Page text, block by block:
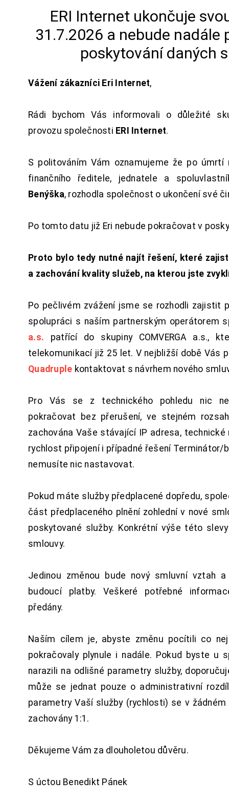
ERI Internet ukončuje
31.7.2026 a nebude nadále
poskytování daných
Vážení zákazníci Eri Internet,
Rádi bychom Vás informovali o důležité
provozu společnosti ERI Internet.
S politováním Vám oznamujeme že po úmrtí
finančního ředitele, jednatele a
Benýška, rozhodla společnost o ukončení své
Po tomto datu již Eri nebude pokračovat v
Proto bylo tedy nutné najít řešení, které
a zachování kvality služeb, na kterou jste
Po pečlivém zvážení jsme se rozhodli zajistit
spolupráci s naším partnerským operátorem
a.s. patřící do skupiny COMVERGA a.s.,
telekomunikací již 25 let. V nejbližší době Vás
Quadruple kontaktovat s návrhem nového
Pro Vás se z technického pohledu nic
pokračovat bez přerušení, ve stejném
zachována Vaše stávající IP adresa, technické
rychlost připojení i případné řešení Terminátor/
nemusíte nic nastavovat.
Pokud máte služby předplacené dopředu,
část předplaceného plnění zohlední v nové
poskytované služby. Konkrétní výše této
smlouvy.
Jedinou změnou bude nový smluvní vztah
budoucí platby. Veškeré potřebné
předány.
Naším cílem je, abyste změnu pocítili co
pokračovaly plynule i nadále. Pokud byste u
narazili na odlišné parametry služby,
může se jednat pouze o administrativní
parametry Vaší služby (rychlosti) se v
zachovány 1:1.
Děkujeme Vám za dlouholetou důvěru.
S úctou Benedikt Pánek